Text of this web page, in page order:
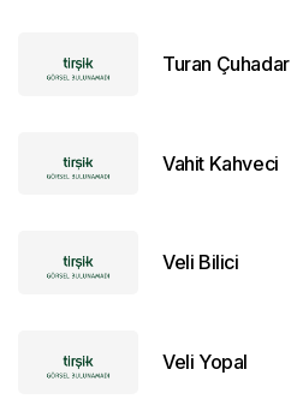
Turan Çuhadar
Vahit Kahveci
Veli Bilici
Veli Yopal